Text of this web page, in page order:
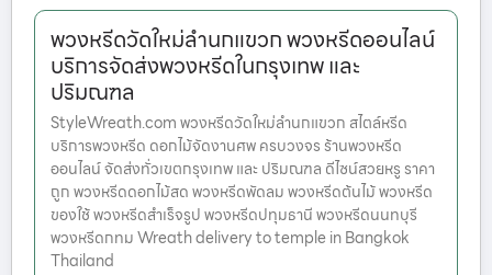
พวงหรีดวัดใหม่ลำนกแขวก พวงหรีดออนไลน์
บริการจัดส่งพวงหรีดในกรุงเทพ และ
ปริมณฑล
StyleWreath.com พวงหรีดวัดใหม่ลำนกแขวก สไตล์หรีด
บริการพวงหรีด ดอกไม้จัดงานศพ ครบวงจร ร้านพวงหรีด
ออนไลน์ จัดส่งทั่วเขตกรุงเทพ และ ปริมณฑล ดีไซน์สวยหรู ราคา
ถูก พวงหรีดดอกไม้สด พวงหรีดพัดลม พวงหรีดต้นไม้ พวงหรีด
ของใช้ พวงหรีดสำเร็จรูป พวงหรีดปทุมธานี พวงหรีดนนทบุรี
พวงหรีดกทม Wreath delivery to temple in Bangkok
Thailand